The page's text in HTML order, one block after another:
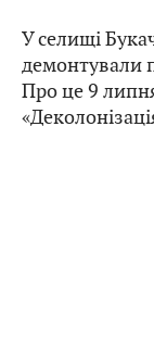
У селищі
демонтували
Про це 9